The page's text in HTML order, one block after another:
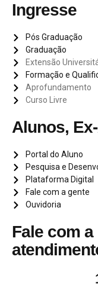
Ingresse
Pós Graduação
Graduação
Extensão
Formação e
Aprofundamento
Curso Livre
Alunos,
Portal do Aluno
Pesquisa e
Plataforma Digital
Fale com a gente
Ouvidoria
Fale com